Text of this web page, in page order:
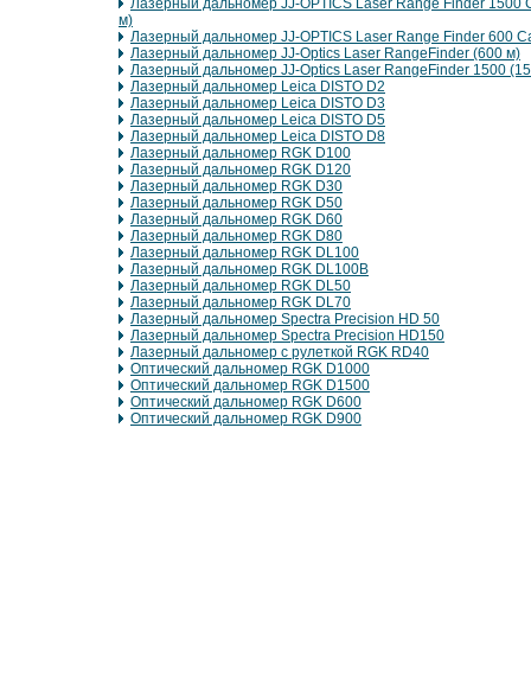
Лазерный дальномер JJ-OPTICS Laser Range Finder 1500
м)
Лазерный дальномер JJ-OPTICS Laser Range Finder 600
Лазерный дальномер JJ-Optics Laser RangeFinder (600 м)
Лазерный дальномер JJ-Optics Laser RangeFinder 1500
Лазерный дальномер Leica DISTO D2
Лазерный дальномер Leica DISTO D3
Лазерный дальномер Leica DISTO D5
Лазерный дальномер Leica DISTO D8
Лазерный дальномер RGK D100
Лазерный дальномер RGK D120
Лазерный дальномер RGK D30
Лазерный дальномер RGK D50
Лазерный дальномер RGK D60
Лазерный дальномер RGK D80
Лазерный дальномер RGK DL100
Лазерный дальномер RGK DL100B
Лазерный дальномер RGK DL50
Лазерный дальномер RGK DL70
Лазерный дальномер Spectra Precision HD 50
Лазерный дальномер Spectra Precision HD150
Лазерный дальномер с рулеткой RGK RD40
Оптический дальномер RGK D1000
Оптический дальномер RGK D1500
Оптический дальномер RGK D600
Оптический дальномер RGK D900